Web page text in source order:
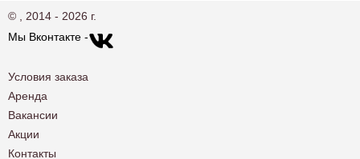
© , 2014 - 2026 г.
Мы Вконтакте -
Условия заказа
Аренда
Вакансии
Акции
Контакты